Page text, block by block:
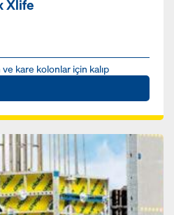
Xlife
kare kolonlar için kalıp